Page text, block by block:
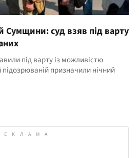
Сумщини: суд взяв під варту
під варту із можливістю
підозрюваній призначили нічний